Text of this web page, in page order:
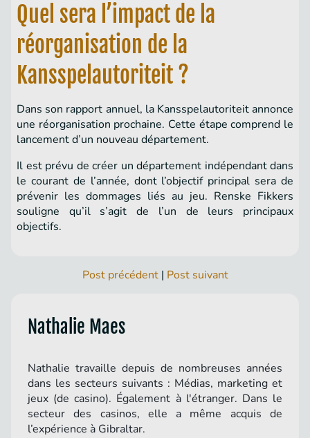
Quel sera l’impact de la
réorganisation de la
Kansspelautoriteit ?
Dans son rapport annuel, la Kansspelautoriteit annonce
une réorganisation prochaine. Cette étape comprend le
lancement d’un nouveau département.
Il est prévu de créer un département indépendant dans
le courant de l’année, dont l’objectif principal sera de
prévenir les dommages liés au jeu. Renske Fikkers
souligne qu’il s’agit de l’un de leurs principaux
objectifs.
Post précédent| Post suivant
Nathalie Maes
Nathalie travaille depuis de nombreuses années
dans les secteurs suivants : Médias, marketing et
jeux (de casino). Également à l'étranger. Dans le
secteur des casinos, elle a même acquis de
l’expérience à Gibraltar.